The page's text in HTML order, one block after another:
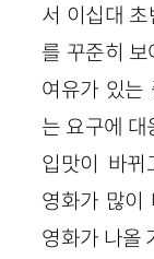
서 이십대
를 꾸준히
여유가 있는
는 요구에
입맛이 바뀌
영화가 많이
영화가 나올